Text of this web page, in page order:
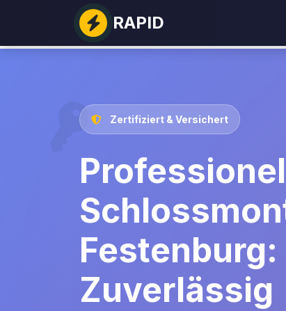
RAPID
Zertifiziert & Versichert
Festenburg:
Zuverlässig